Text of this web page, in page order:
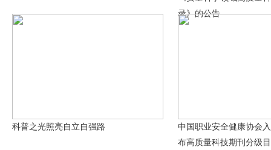
录》的公告
科普之光照亮自立自强路
中国职业安全健康协会
布高质量科技期刊分级